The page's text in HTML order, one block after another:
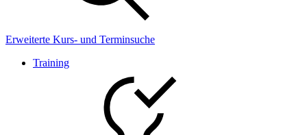
Erweiterte Kurs- und Terminsuche
Training